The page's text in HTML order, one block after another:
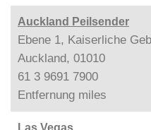
Auckland Peilsender
Ebene 1, Kaiserliche
Auckland, 01010
61 3 9691 7900
Entfernung miles
Las Vegas